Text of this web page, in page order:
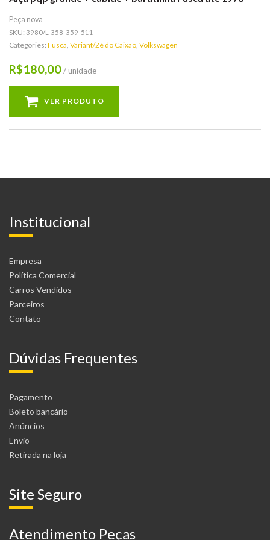
Peça nova
SKU: 3980/L-358-359-511
Categories: Fusca Variant/Zé do Caixão Volkswagen
R$180,00/ unidade
VER PRODUTO
Institucional
Empresa
Política Comercial
Carros Vendidos
Parceiros
Contato
Dúvidas Frequentes
Pagamento
Boleto bancário
Anúncios
Envio
Retirada na loja
Site Seguro
Atendimento Peças